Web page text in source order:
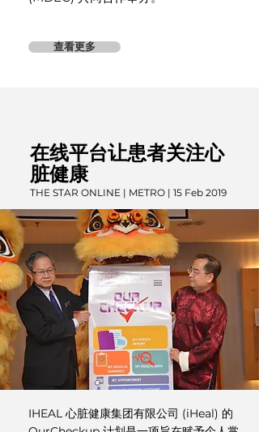
查看更多
在线平台让患者关注心
脏健康
THE STAR ONLINE | METRO | 15 Feb 2019
IHEAL 心脏健康集团有限公司 (iHeal) 的